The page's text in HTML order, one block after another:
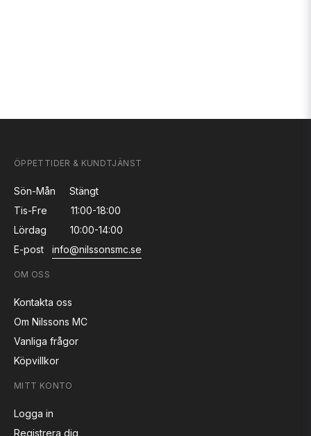
ÖPPETTIDER & KUNDTJÄNST
Sön-Mån
Stängt
Tis-Fre
11:00-18:00
Lördag
10:00-14:00
E-post
info@nilssonsmc.se
OM OSS
Kontakta oss
Om Nilssons MC
Vanliga frågor
Köpvillkor
MITT KONTO
Logga in
Registrera dig